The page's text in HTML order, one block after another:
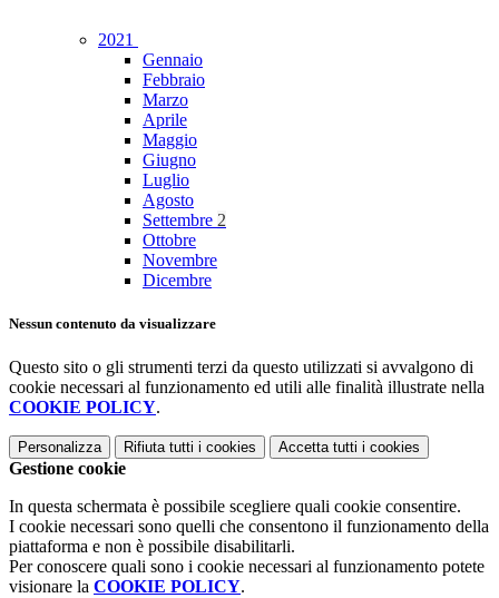
2021
Gennaio
Febbraio
Marzo
Aprile
Maggio
Giugno
Luglio
Agosto
Settembre 2
Ottobre
Novembre
Dicembre
Nessun contenuto da visualizzare
Questo sito o gli strumenti terzi da questo utilizzati si avvalgono di
cookie necessari al funzionamento ed utili alle finalità illustrate nella
COOKIE POLICY.
Personalizza Rifiuta tutti i cookies Accetta tutti i cookies
Gestione cookie
In questa schermata è possibile scegliere quali cookie consentire.
I cookie necessari sono quelli che consentono il funzionamento della
piattaforma e non è possibile disabilitarli.
Per conoscere quali sono i cookie necessari al funzionamento potete
visionare la COOKIE POLICY.